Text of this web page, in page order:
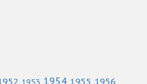
1953 1954 1955 1956